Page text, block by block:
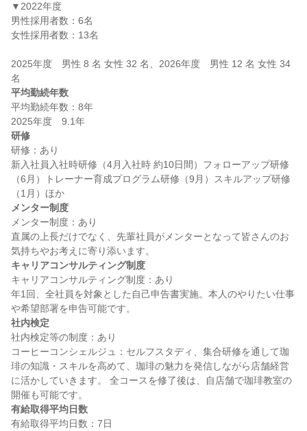
▼2022年度
男性採用者数：6名
女性採用者数：13名
2025年度　男性 8 名 女性 32 名、2026年度　男性 12 名 女性 34
平均勤続年数
平均勤続年数：8年
研修
研修：あり
新入社員入社時研修（4月入社時 約10日間）フォローアップ研修
（6月）トレーナー育成プログラム研修（9月）スキルアップ研修
メンター制度
メンター制度：あり
直属の上長だけでなく、先輩社員がメンターとなって皆さんのお
キャリアコンサルティング制度
キャリアコンサルティング制度：あり
年1回、全社員を対象とした自己申告書実施。本人のやりたい仕事
社内検定
社内検定等の制度：あり
コーヒーコンシェルジュ：セルフスタディ、集合研修を通して珈
琲の知識・スキルを高めて、珈琲の魅力を発信しながら店舗経営
に活かしていきます。 全コースを修了後は、自店舗で珈琲教室の
有給取得平均日数
有給取得平均日数：7日